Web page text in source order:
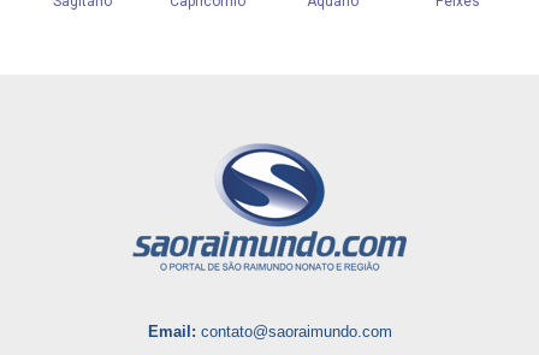
Email: contato@saoraimundo.com